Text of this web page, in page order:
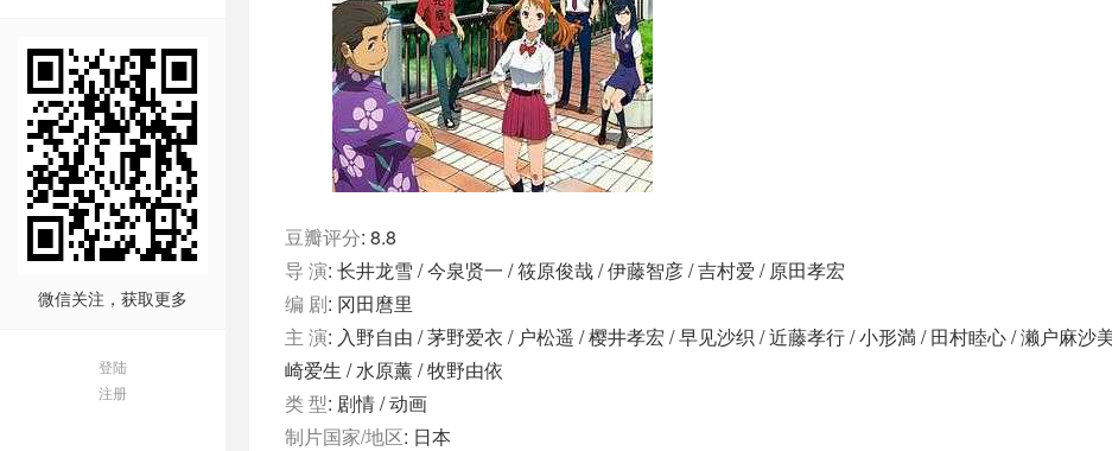
微信关注，获取更多
登陆
注册
豆瓣评分: 8.8
导 演: 长井龙雪 / 今泉贤一 / 筱原俊哉 / 伊藤智彦 / 吉村爱 / 原田孝宏
编 剧: 冈田麿里
主 演: 入野自由 / 茅野爱衣 / 户松遥 / 樱井孝宏 / 早见沙织 / 近藤孝行 / 小形満 / 田村睦心 / 濑户麻沙
崎爱生 / 水原薰 / 牧野由依
类 型: 剧情 / 动画
制片国家/地区: 日本